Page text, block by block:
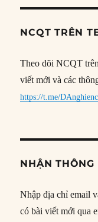
NCQT TRÊN
Theo dõi NCQT
viết mới và các
https://t.me/
NHẬN
Nhập địa chỉ email
có bài viết mới qua